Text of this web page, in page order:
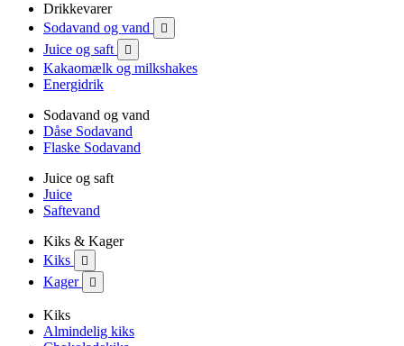
Drikkevarer
Sodavand og vand

Juice og saft 
Kakaomælk og milkshakes
Energidrik
Sodavand og vand
Dåse Sodavand
Flaske Sodavand
Juice og saft
Juice
Saftevand
Kiks & Kager
Kiks

Kager 
Kiks
Almindelig kiks